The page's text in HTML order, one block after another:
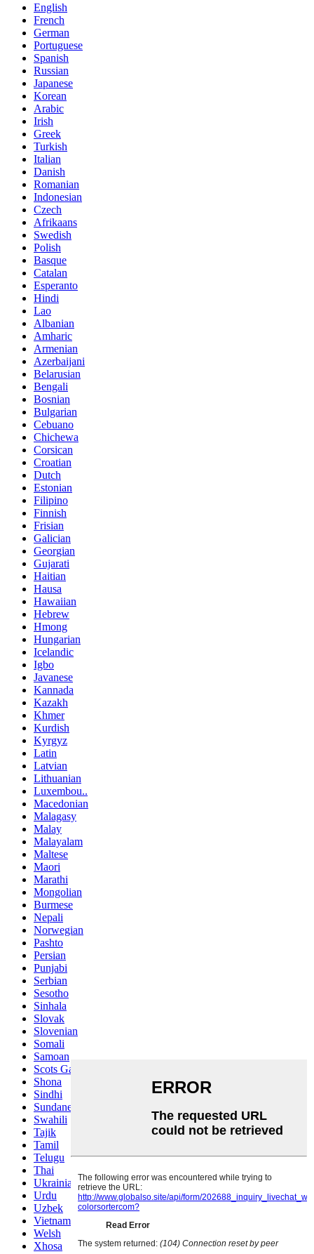
English
French
German
Portuguese
Spanish
Russian
Japanese
Korean
Arabic
Irish
Greek
Turkish
Italian
Danish
Romanian
Indonesian
Czech
Afrikaans
Swedish
Polish
Basque
Catalan
Esperanto
Hindi
Lao
Albanian
Amharic
Armenian
Azerbaijani
Belarusian
Bengali
Bosnian
Bulgarian
Cebuano
Chichewa
Corsican
Croatian
Dutch
Estonian
Filipino
Finnish
Frisian
Galician
Georgian
Gujarati
Haitian
Hausa
Hawaiian
Hebrew
Hmong
Hungarian
Icelandic
Igbo
Javanese
Kannada
Kazakh
Khmer
Kurdish
Kyrgyz
Latin
Latvian
Lithuanian
Luxembou..
Macedonian
Malagasy
Malay
Malayalam
Maltese
Maori
Marathi
Mongolian
Burmese
Nepali
Norwegian
Pashto
Persian
Punjabi
Serbian
Sesotho
Sinhala
Slovak
Slovenian
Somali
Samoan
Scots Gaelic
Shona
Sindhi
Sundanese
Swahili
Tajik
Tamil
Telugu
Thai
Ukrainian
Urdu
Uzbek
Vietnamese
Welsh
Xhosa